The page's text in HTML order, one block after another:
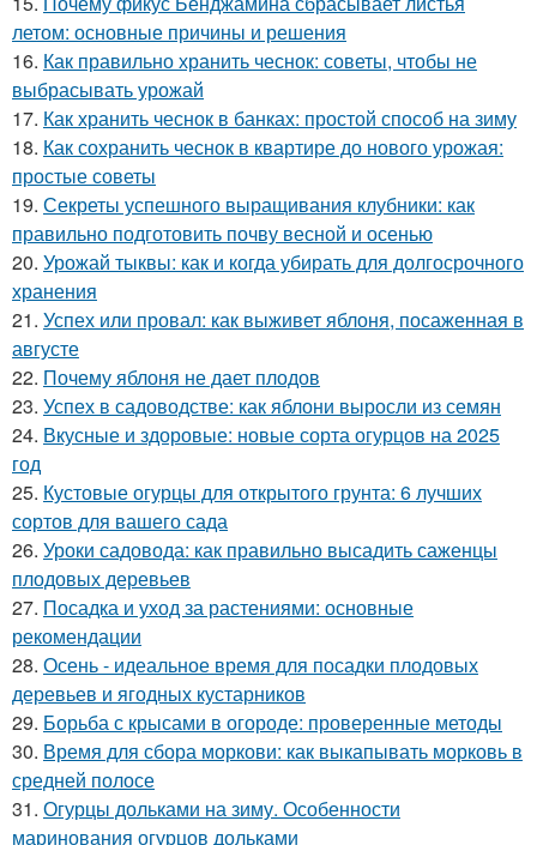
летом: основные причины и решения
16. Как правильно хранить чеснок: советы, чтобы не
выбрасывать урожай
17. Как хранить чеснок в банках: простой способ на зиму
18. Как сохранить чеснок в квартире до нового урожая:
простые советы
19. Секреты успешного выращивания клубники: как
правильно подготовить почву весной и осенью
20. Урожай тыквы: как и когда убирать для долгосрочного
хранения
21. Успех или провал: как выживет яблоня, посаженная в
августе
22. Почему яблоня не дает плодов
23. Успех в садоводстве: как яблони выросли из семян
24. Вкусные и здоровые: новые сорта огурцов на 2025
год
25. Кустовые огурцы для открытого грунта: 6 лучших
сортов для вашего сада
26. Уроки садовода: как правильно высадить саженцы
плодовых деревьев
27. Посадка и уход за растениями: основные
рекомендации
28. Осень - идеальное время для посадки плодовых
деревьев и ягодных кустарников
29. Борьба с крысами в огороде: проверенные методы
30. Время для сбора моркови: как выкапывать морковь в
средней полосе
31. Огурцы дольками на зиму. Особенности
маринования огурцов дольками